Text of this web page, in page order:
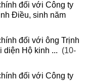
đối với Công ty
Điều, sinh năm
đối với ông Trịnh
diện Hộ kinh ... (10-
đối với Công ty